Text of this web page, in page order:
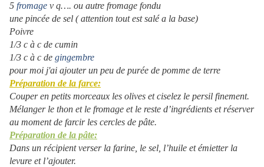
5 fromage v q…. ou autre fromage fondu
une pincée de sel ( attention tout est salé a la base)
Poivre
1/3 c à c de cumin
1/3 c à c de gingembre
pour moi j'ai ajouter un peu de purée de pomme de terre
Préparation de la farce:
Couper en petits morceaux les olives et ciselez le persil finement.
Mélanger le thon et le fromage et le reste d’ingrédients et réserver
au moment de farcir les cercles de pâte.
Préparation de la pâte:
Dans un récipient verser la farine, le sel, l’huile et émietter la
levure et l’ajouter.